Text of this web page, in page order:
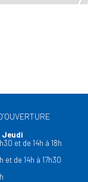
Jeudi
et de 14h à 18h
et de 14h à 17h30